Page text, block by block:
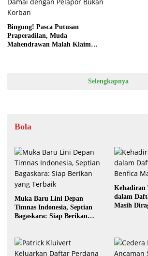
Bingung! Pasca Putusan
Praperadilan, Muda
Mahendrawan Malah Klaim
Selengkapnya
Bola
Muka Baru Lini Depan
Timnas Indonesia, Septian
Bagaskara: Siap Berikan
Kehadiran
dalam
Masih